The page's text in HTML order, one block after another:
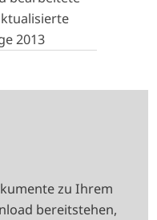
2013
zu Ihrem
bereitstehen,